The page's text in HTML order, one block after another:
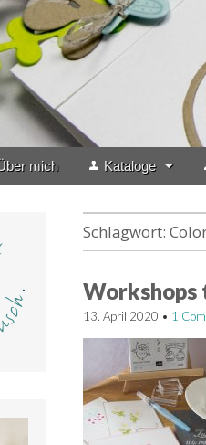
mich Kataloge
Schlagwort:
Workshops
13. April 2020 • 1